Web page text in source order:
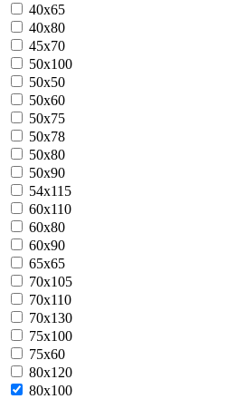
40x65
40x80
45x70
50x100
50x50
50x60
50x75
50x78
50x80
50x90
54x115
60x110
60x80
60x90
65x65
70x105
70x110
70x130
75x100
75x60
80x120
80х100